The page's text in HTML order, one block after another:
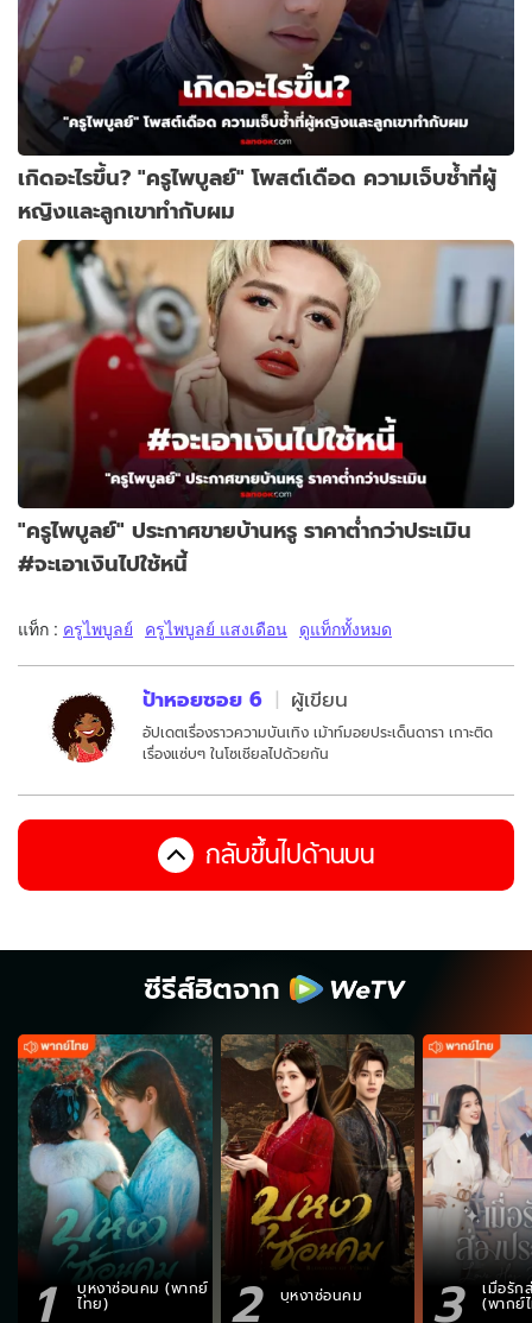
เกิดอะไรขึ้น? "ครูไพบูลย์" โพสต์เดือด ความเจ็บช้ำที่ผู้
หญิงและลูกเขาทำกับผม
"ครูไพบูลย์" ประกาศขายบ้านหรู ราคาต่ำกว่าประเมิน
#จะเอาเงินไปใช้หนี้
แท็ก : ครูไพบูลย์ ครูไพบูลย์ แสงเดือน ดูแท็กทั้งหมด
ป้าหอยซอย 6 ผู้เขียน
อัปเดตเรื่องราวความบันเทิง เม้าท์มอยประเด็นดารา เกาะติด
เรื่องแซ่บๆ ในโซเชียลไปด้วยกัน
กลับขึ้นไปด้านบน
ซีรีส์ฮิตจาก
1 บุหงาซ่อนคม (พากย์
ไทย) 2 บุหงาซ่อนคม 3 เมื่อรัก
(พากย์